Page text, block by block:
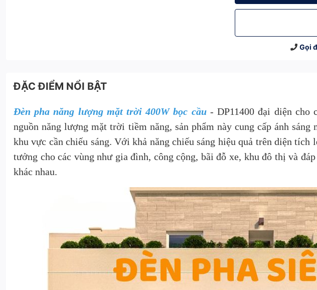
Gọi
ĐẶC ĐIỂM NỔI BẬT
Đèn pha năng lượng mặt trời 400W bọc cầu- DP11400 đại diện cho
nguồn năng lượng mặt trời tiềm năng, sản phẩm này cung cấp ánh sáng
khu vực cần chiếu sáng. Với khả năng chiếu sáng hiệu quả trên diện tích
tưởng cho các vùng như gia đình, công cộng, bãi đỗ xe, khu đô thị và
khác nhau.